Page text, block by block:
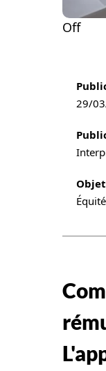
Off
29/
Objet